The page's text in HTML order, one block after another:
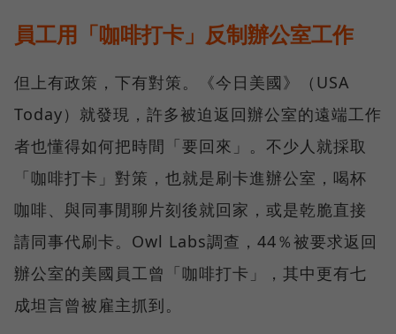
員工用「咖啡打卡」反制辦公室工作
但上有政策，下有對策。《今日美國》（USA
Today）就發現，許多被迫返回辦公室的遠端工作
者也懂得如何把時間「要回來」。不少人就採取
「咖啡打卡」對策，也就是刷卡進辦公室，喝杯
咖啡、與同事閒聊片刻後就回家，或是乾脆直接
請同事代刷卡。Owl Labs調查，44％被要求返回
辦公室的美國員工曾「咖啡打卡」，其中更有七
成坦言曾被雇主抓到。